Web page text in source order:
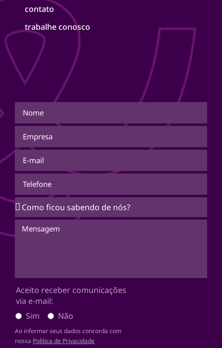
contato
trabalhe conosco
Aceito receber comunicações
via e-mail:
Sim
Não
Ao informar seus dados concorda com
nossa Política de Privacidade